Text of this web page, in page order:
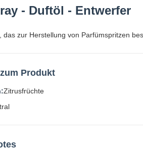
- Duftöl - Entwerfer
das zur Herstellung von Parfümspritzen
Produkt
Zitrusfrüchte